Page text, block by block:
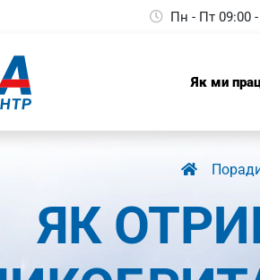
Пн - Пт 09:00
Як ми
ЯК